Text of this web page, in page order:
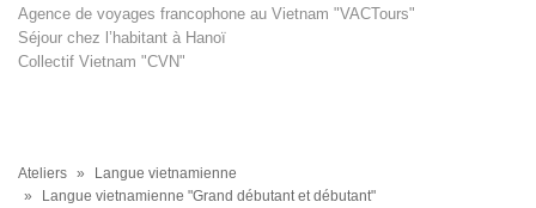
Agence de voyages francophone au Vietnam "VACTours"
Séjour chez l’habitant à Hanoï
Collectif Vietnam "CVN"
Fil
d'Ariane
Ateliers
Langue vietnamienne
Langue vietnamienne "Grand débutant et débutant"